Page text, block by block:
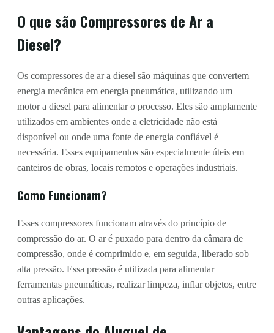
O que são Compressores de Ar a
Diesel?
Os compressores de ar a diesel são máquinas que convertem
energia mecânica em energia pneumática, utilizando um
motor a diesel para alimentar o processo. Eles são amplamente
utilizados em ambientes onde a eletricidade não está
disponível ou onde uma fonte de energia confiável é
necessária. Esses equipamentos são especialmente úteis em
canteiros de obras, locais remotos e operações industriais.
Como Funcionam?
Esses compressores funcionam através do princípio de
compressão do ar. O ar é puxado para dentro da câmara de
compressão, onde é comprimido e, em seguida, liberado sob
alta pressão. Essa pressão é utilizada para alimentar
ferramentas pneumáticas, realizar limpeza, inflar objetos, entre
outras aplicações.